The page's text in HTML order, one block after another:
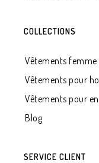
COLLECTIONS
Vêtements femme
Vêtements pour
Vêtements pour
Blog
SERVICE CLIENT